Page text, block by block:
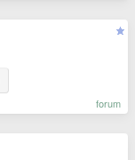
forum